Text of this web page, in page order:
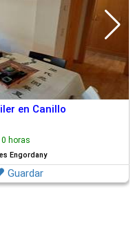
en Canillo
horas
Engordany
Guardar